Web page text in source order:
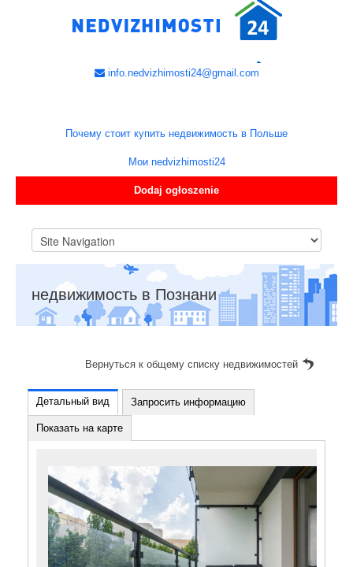
info.nedvizhimosti24@gmail.com
Почему стоит купить недвижимость в Польше
Мои nedvizhimosti24
Dodaj ogłoszenie
недвижимость в Познани
Вернуться к общему списку недвижимостей
Детальный вид Запросить информацию
Показать на карте